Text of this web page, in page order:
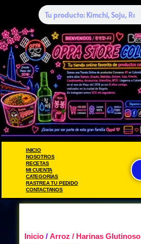
INICIO
NOSOTROS
RECETAS
MI CUENTA
CATEGORÍAS
RASTREA TU PEDIDO
CONTACTANOS
Inicio / Arroz / Harinas Glutinoso